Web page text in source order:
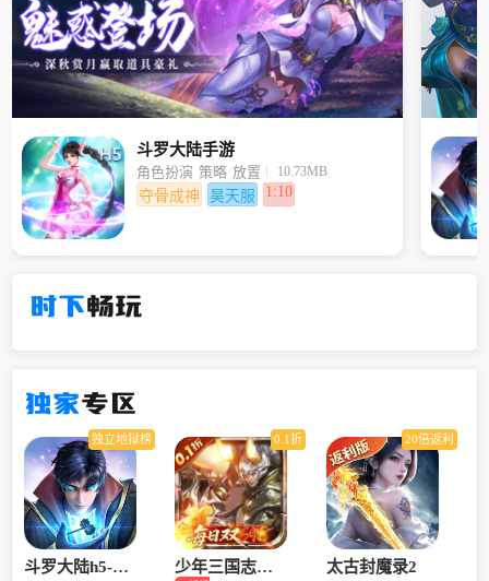
斗罗大陆手游
角色扮演 策略 放置 10.73MB
夺骨成神 昊天服 1:10
时下畅玩
独家专区
独立地狱榜
斗罗大陆h5-龙
0.1折
少年三国志：
20倍返利
太古封魔录2